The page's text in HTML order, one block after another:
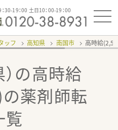
30-19：00 土日10：00-19：00
ッフ 高知県 南国市 高時給
の高時給
の薬剤師転
覧